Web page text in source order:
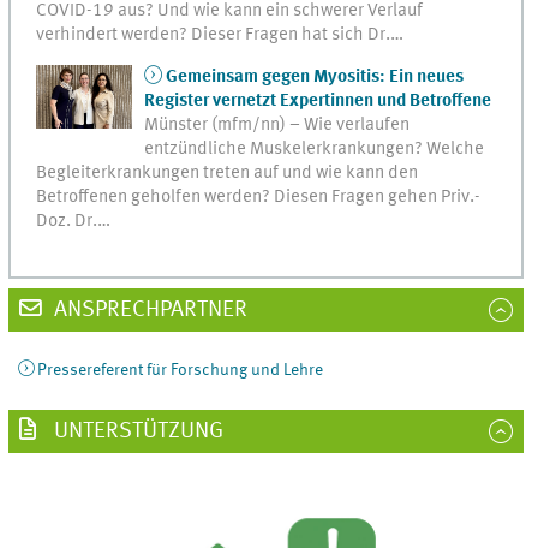
COVID-19 aus? Und wie kann ein schwerer Verlauf
verhindert werden? Dieser Fragen hat sich Dr.…
Gemeinsam gegen Myositis: Ein neues
Register vernetzt Expertinnen und Betroffene
Münster (mfm/nn) – Wie verlaufen
entzündliche Muskelerkrankungen? Welche
Begleiterkrankungen treten auf und wie kann den
Betroffenen geholfen werden? Diesen Fragen gehen Priv.-
Doz. Dr.…
ANSPRECHPARTNER
Pressereferent für Forschung und Lehre
UNTERSTÜTZUNG